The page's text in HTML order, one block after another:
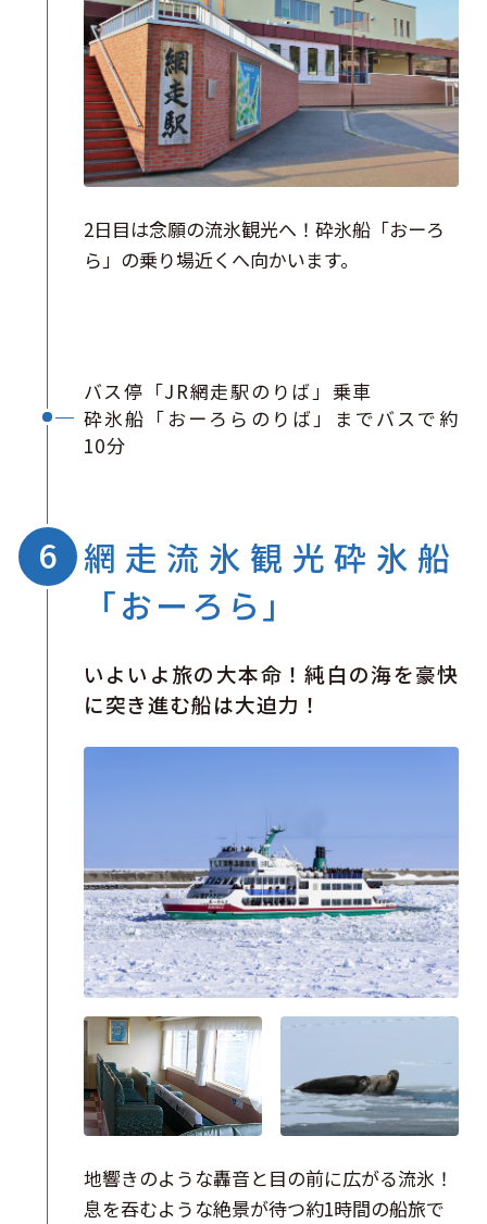
2日目は念願の流氷観光へ！砕氷船「おーろ
ら」の乗り場近くへ向かいます。
バス停「JR網走駅のりば」乗車
砕氷船「おーろらのりば」までバスで約
10分
網走流氷観光砕氷船
「おーろら」
いよいよ旅の大本命！純白の海を豪快
に突き進む船は大迫力！
地響きのような轟音と目の前に広がる流氷！
息を吞むような絶景が待つ約1時間の船旅で